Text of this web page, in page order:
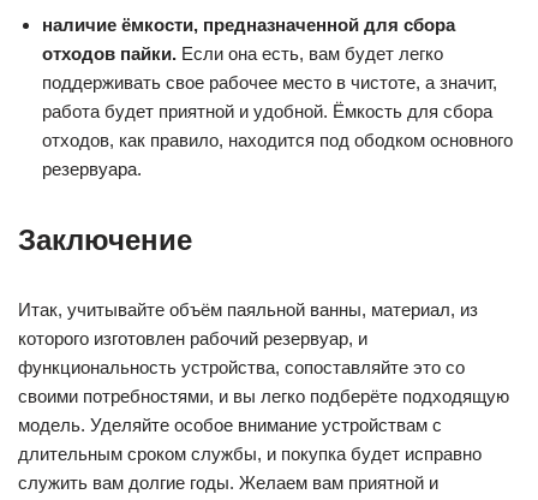
наличие ёмкости, предназначенной для сбора
отходов пайки. Если она есть, вам будет легко
поддерживать свое рабочее место в чистоте, а значит,
работа будет приятной и удобной. Ёмкость для сбора
отходов, как правило, находится под ободком основного
резервуара.
Заключение
Итак, учитывайте объём паяльной ванны, материал, из
которого изготовлен рабочий резервуар, и
функциональность устройства, сопоставляйте это со
своими потребностями, и вы легко подберёте подходящую
модель. Уделяйте особое внимание устройствам с
длительным сроком службы, и покупка будет исправно
служить вам долгие годы. Желаем вам приятной и